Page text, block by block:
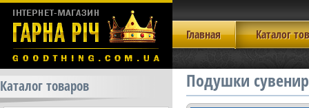
Главная Каталог
Каталог товаров Подушки